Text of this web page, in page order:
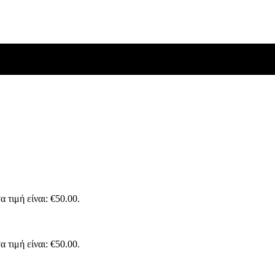
τιμή είναι: €50.00.
βάση 003161
τιμή είναι: €50.00.